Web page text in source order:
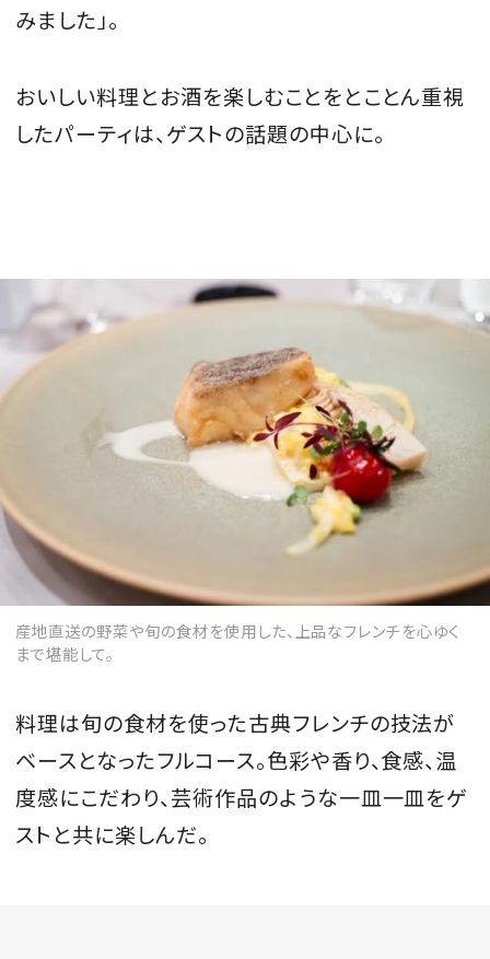
みました」。
おいしい料理とお酒を楽しむことをとことん重視
したパーティは、ゲストの話題の中心に。
産地直送の野菜や旬の食材を使用した、上品なフレンチを心ゆく
まで堪能して。
料理は旬の食材を使った古典フレンチの技法が
ベースとなったフルコース。色彩や香り、食感、温
度感にこだわり、芸術作品のような一皿一皿をゲ
ストと共に楽しんだ。